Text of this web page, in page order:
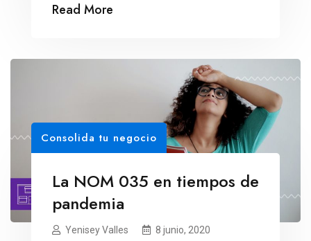
Read More
Consolida tu negocio
La NOM 035 en tiempos de
pandemia
Yenisey Valles
8 junio, 2020